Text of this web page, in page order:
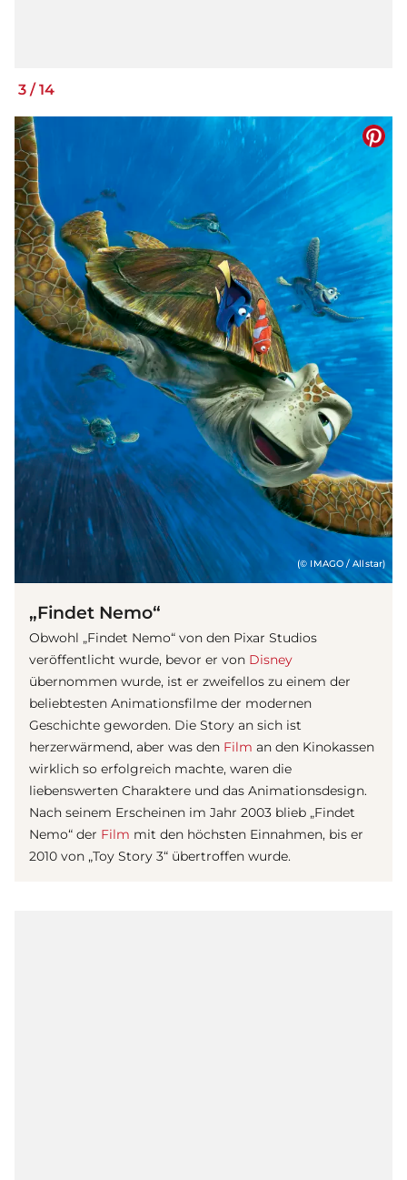
3 /14
(© IMAGO / Allstar)
„Findet Nemo“
Obwohl „Findet Nemo“ von den Pixar Studios
veröffentlicht wurde, bevor er von Disney
übernommen wurde, ist er zweifellos zu einem der
beliebtesten Animationsfilme der modernen
Geschichte geworden. Die Story an sich ist
herzerwärmend, aber was den Film an den Kinokassen
wirklich so erfolgreich machte, waren die
liebenswerten Charaktere und das Animationsdesign.
Nach seinem Erscheinen im Jahr 2003 blieb „Findet
Nemo“ der Film mit den höchsten Einnahmen, bis er
2010 von „Toy Story 3“ übertroffen wurde.